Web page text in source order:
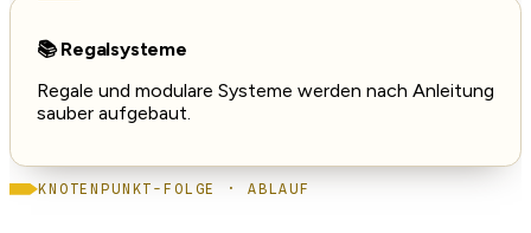
📚 Regalsysteme
Regale und modulare Systeme werden nach Anleitung
sauber aufgebaut.
KNOTENPUNKT-FOLGE · ABLAUF